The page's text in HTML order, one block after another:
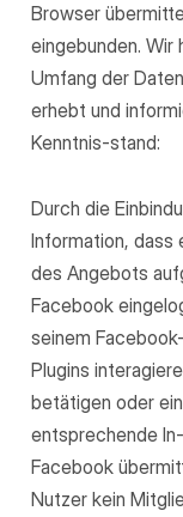
Browser
eingebunden. Wir
Umfang der
erhebt und
Kenntnis-stand:
Durch die
Information, dass
des Angebots
Facebook
seinem
Plugins
betätigen oder
entsprechende
Facebook
Nutzer kein